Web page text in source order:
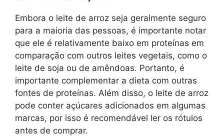
Embora o leite de arroz seja geralmente seguro
para a maioria das pessoas, é importante notar
que ele é relativamente baixo em proteínas em
comparação com outros leites vegetais, como o
leite de soja ou de amêndoas. Portanto, é
importante complementar a dieta com outras
fontes de proteínas. Além disso, o leite de arroz
pode conter açúcares adicionados em algumas
marcas, por isso é recomendável ler os rótulos
antes de comprar.